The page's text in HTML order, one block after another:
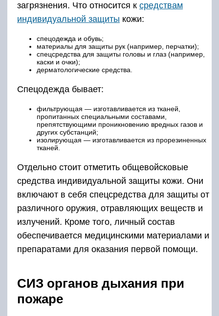
загрязнения. Что относится к средствам
индивидуальной защиты кожи:
спецодежда и обувь;
материалы для защиты рук (например, перчатки);
спецсредства для защиты головы и глаз (например,
каски и очки);
дерматологические средства.
Спецодежда бывает:
фильтрующая — изготавливается из тканей,
пропитанных специальными составами,
препятствующими проникновению вредных газов и
других субстанций;
изолирующая — изготавливается из прорезиненных
тканей.
Отдельно стоит отметить общевойсковые
средства индивидуальной защиты кожи. Они
включают в себя спецсредства для защиты от
различного оружия, отравляющих веществ и
излучений. Кроме того, личный состав
обеспечивается медицинскими материалами и
препаратами для оказания первой помощи.
СИЗ органов дыхания при
пожаре